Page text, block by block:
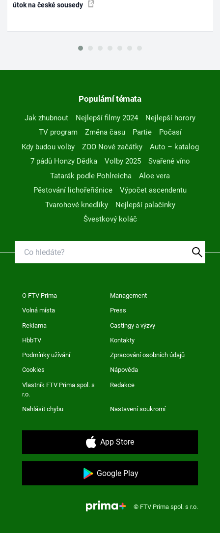
útok na české sousedy
Populární témata
Jak zhubnout Nejlepší filmy 2024
Nejlepší horory
TV program
Změna času Partie
Počasí
Kdy budou volby
ZOO Nové začátky
Auto – katalog
7 pádů Honzy Dědka
Volby 2025
Svařené víno
Tatarák podle Pohlreicha
Aloe vera
Pěstování lichořeřišnice
Výpočet ascendentu
Tvarohové knedlíky
Nejlepší palačinky
Švestkový koláč
O FTV Prima Management
Volná místa Press
Reklama Castingy a výzvy
HbbTV Kontakty
Podmínky užívání Zpracování osobních údajů
Cookies Nápověda
Vlastník FTV Prima spol. s
r.o.
Redakce
Nahlásit chybu Nastavení soukromí
App Store
Google Play
© FTV Prima spol. s r.o.